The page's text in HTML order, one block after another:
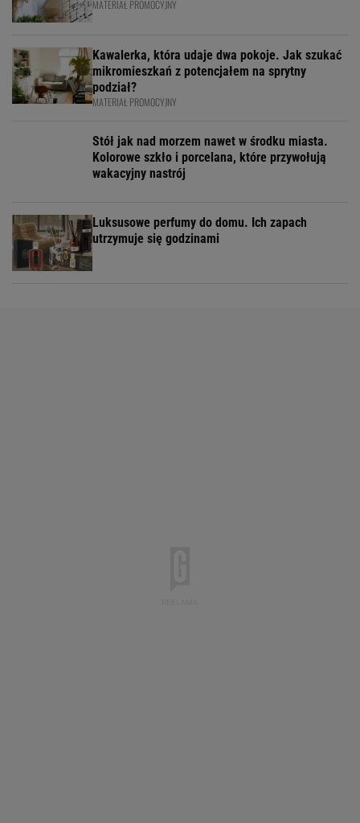
MATERIAŁ PROMOCYJNY
Kawalerka, która udaje dwa pokoje. Jak szukać
mikromieszkań z potencjałem na sprytny
podział?
MATERIAŁ PROMOCYJNY
Stół jak nad morzem nawet w środku miasta.
Kolorowe szkło i porcelana, które przywołują
wakacyjny nastrój
Luksusowe perfumy do domu. Ich zapach
utrzymuje się godzinami